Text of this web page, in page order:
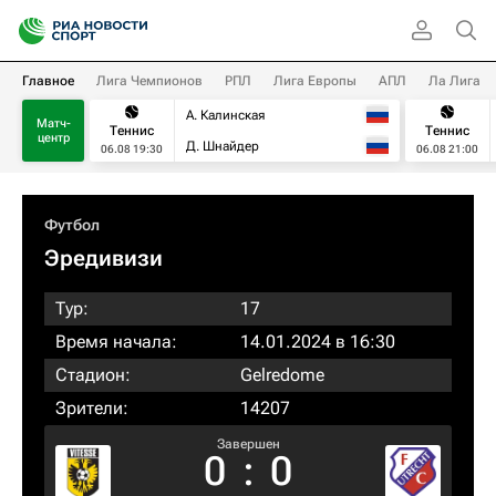
Главное Лига Чемпионов РПЛ Лига Европы АПЛ Ла Лига
Матч-
центр
Теннис
06.08 19:30
А. Калинская
Д. Шнайдер
Теннис
06.08 21:00
Футбол
Эредивизи
Тур:
17
Время начала:
14.01.2024 в 16:30
Стадион:
Gelredome
Зрители:
14207
Завершен
0 : 0